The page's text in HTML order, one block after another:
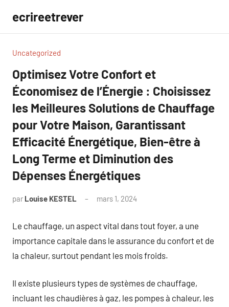
contenu
ecrireetrever
Uncategorized
Optimisez Votre Confort et
Économisez de l’Énergie : Choisissez
les Meilleures Solutions de Chauffage
pour Votre Maison, Garantissant
Efficacité Énergétique, Bien-être à
Long Terme et Diminution des
Dépenses Énergétiques
par Louise KESTEL mars 1, 2024
Le chauffage, un aspect vital dans tout foyer, a une
importance capitale dans le assurance du confort et de
la chaleur, surtout pendant les mois froids.
Il existe plusieurs types de systèmes de chauffage,
incluant les chaudières à gaz, les pompes à chaleur, les